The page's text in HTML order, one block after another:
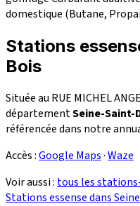
domestique (Butane,
Stations
Bois
Située au RUE MICHEL
départementSeine-Saint-
référencée dans notre
Accès :Google Maps·Waze
Voir aussi : tous les
Stations essense dans